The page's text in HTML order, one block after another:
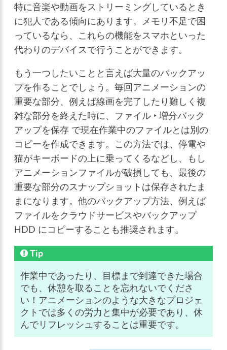
特に音楽や動画をストリーミングしているとき
に犯人である傾向にあります。メモリ不足で困
っているなら、これらの機能をスマホといった
代わりのデバイスで行うことができます。
もう一つしたいことと言えば大量のバックアッ
プを作ることでしょう。毎回アニメーションの
重要な部分、例えば線画を完了したり難しく複
雑な部分を終えた時に、 ファイル ‣ 増分バック
アップを保存 で現在作業中のファイルとは別の
コピーを作成できます。この方法では、停電や
猫がキーボードの上に乗ってくるなどし、もし
アニメーションファイルが破損しても、最後の
重要な部分のスナップショットは保存されたま
まになります。他のバックアップ方法、例えば
ファイルをクラウドサービスやバックアップ
HDD にコピーすることも推奨されます。
Tip
作業中であったり、目標まで到達できた場合
でも、休憩を取ることを忘れないでくださ
い！アニメーションのような大きなプロジェ
クトでは多くの労力と集中が必要であり、休
んでリフレッシュすることは重要です。